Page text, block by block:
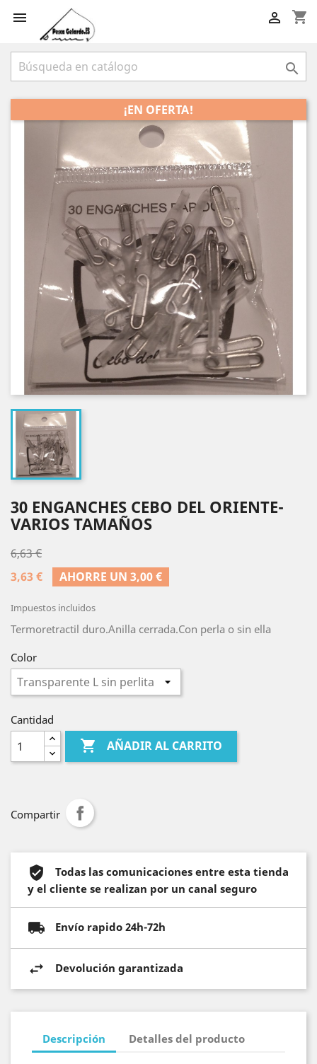
 shopping_cart


¡EN OFERTA!
30 ENGANCHES CEBO DEL ORIENTE-
VARIOS TAMAÑOS
6,63 €
3,63 €
AHORRE UN 3,00 €
Impuestos incluidos
Termoretractil duro.Anilla cerrada.Con perla o sin ella
Color
Cantidad
 AÑADIR AL CARRITO
Compartir
Todas las comunicaciones entre esta tienda
y el cliente se realizan por un canal seguro
Envío rapido 24h-72h
Devolución garantizada
Descripción Detalles del producto